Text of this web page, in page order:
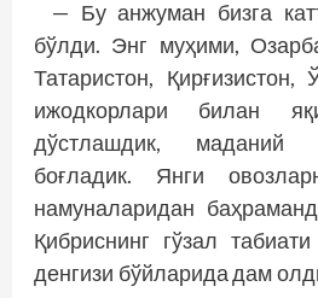
— Бу анжуман бизга
бўлди. Энг муҳими,
Татаристон, Қирғизистон,
ижодкорлари билан
дўстлашдик, маданий
боғладик. Янги
намуналаридан
Қибриснинг гўзал
денгизи бўйларида дам